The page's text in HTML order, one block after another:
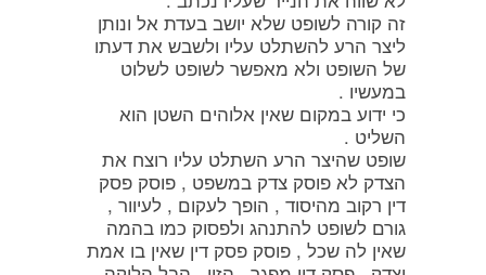
זה קורה לשופט שלא יושב בעדת אל ונותן
ליצר הרע להשתלט עליו ולשבש את דעתו
של השופט ולא מאפשר לשופט לשלוט
במעשיו .
כי ידוע במקום שאין אלוהים השטן הוא
השליט .
שופט שהיצר הרע השתלט עליו רוצח את
הצדק לא פוסק צדק במשפט , פוסק פסק
דין רקוב מהיסוד , הופך לעקום , לעיוור ,
גורם לשופט להתנהג ולפסוק כמו בהמה
שאין לה שכל , פוסק פסק דין שאין בו אמת